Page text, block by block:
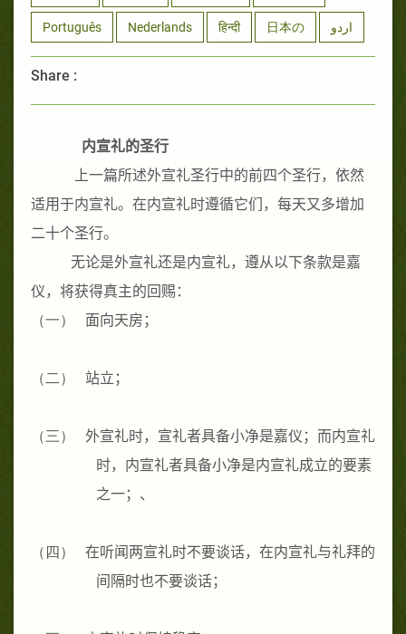
Português Nederlands हिन्दी 日本の اردو
Share :
内宣礼的圣行
上一篇所述外宣礼圣行中的前四个圣行，依然
适用于内宣礼。在内宣礼时遵循它们，每天又多增加
二十个圣行。
无论是外宣礼还是内宣礼，遵从以下条款是嘉
仪，将获得真主的回赐：
（一）
面向天房；
（二） 站立；
（三）
外宣礼时，宣礼者具备小净是嘉仪；而内宣礼
时，内宣礼者具备小净是内宣礼成立的要素
之一；、
（四）
在听闻两宣礼时不要谈话，在内宣礼与礼拜的
间隔时也不要谈话；